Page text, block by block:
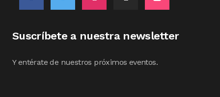
Suscríbete a nuestra newsletter
Y entérate de nuestros próximos eventos.